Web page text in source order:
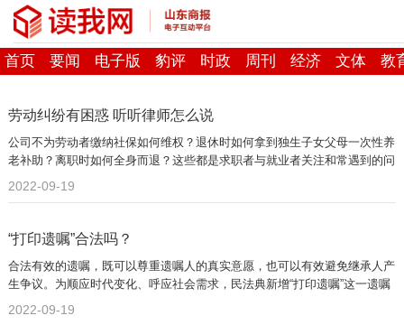
首页 要闻 电子版 豹评 时政 周刊 经济 文体 教
劳动纠纷有困惑 听听律师怎么说
公司不为劳动者缴纳社保如何维权？退休时如何拿到独生子女父母一次性养
老补助？离职时如何全身而退？这些都是求职者与就业者关注和常遇到的问
题。
2022-09-19
“打印遗嘱”合法吗？
合法有效的遗嘱，既可以尊重遗嘱人的真实意愿，也可以有效避免继承人产
生争议。为顺应时代变化、呼应社会需求，民法典新增“打印遗嘱”这一遗嘱
形式。
2022-09-19